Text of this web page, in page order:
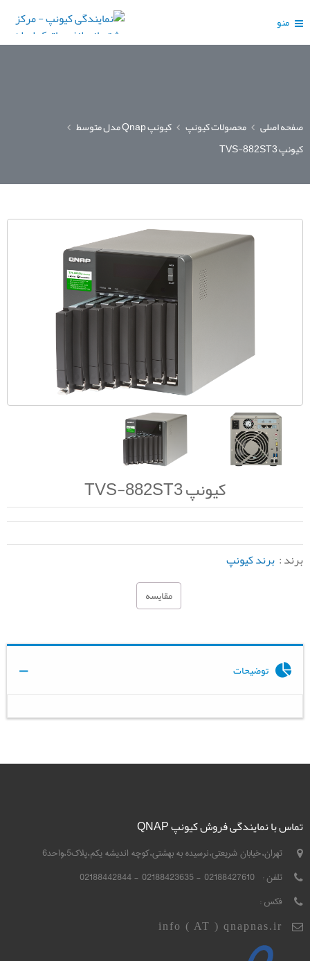
منو
صفحه اصلی محصولات کیونپ
کیونپ Qnap مدل متوسط
کیونپ TVS-882ST3
کیونپ TVS-882ST3
برند : برند کیونپ
مقایسه
توضیحات
تماس با نمایندگی فروش کیونپ QNAP
تهران،خیابان شریعتی،نرسیده به بهشتی،کوچه اندیشه یکم،پلاک5،واحد6
تلفن : 02188427610 - 02188423635 - 02188442844
فکس :
info ( AT ) qnapnas.ir